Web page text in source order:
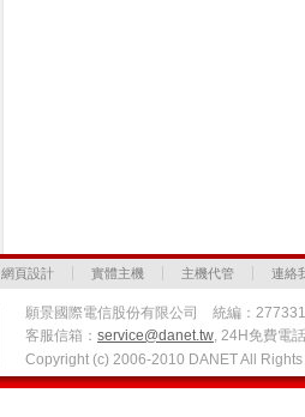
網頁設計 實體主機 主機代管 連絡
願景國際電信股份有限公司 統編：
客服信箱： service@danet.tw, 24H免費電
Copyright (c) 2006-2010 DANET All